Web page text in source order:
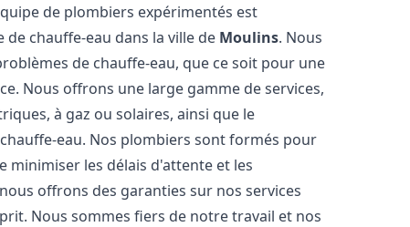
de plombiers expérimentés est
chauffe-eau dans la ville de Moulins. Nous
de chauffe-eau, que ce soit pour une
Nous offrons une large gamme de services,
à gaz ou solaires, ainsi que le
eau. Nos plombiers sont formés pour
les délais d'attente et les
offrons des garanties sur nos services
Nous sommes fiers de notre travail et nos